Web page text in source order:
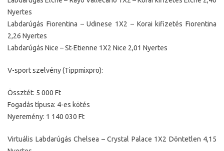
Nyertes
Labdarúgás Fiorentina – Udinese 1X2 – Korai kifizetés Fiorentina
2,26 Nyertes
Labdarúgás Nice – St-Etienne 1X2 Nice 2,01 Nyertes
V-sport szelvény (Tippmixpro):
Össztét: 5 000 Ft
Fogadás típusa: 4-es kötés
Nyeremény: 1 140 030 Ft
Virtuális Labdarúgás Chelsea – Crystal Palace 1X2 Döntetlen 4,15